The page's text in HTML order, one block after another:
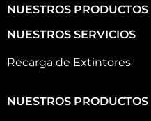
NUESTROS PRODUCTOS
NUESTROS SERVICIOS
Recarga de Extintores
NUESTROS PRODUCTOS